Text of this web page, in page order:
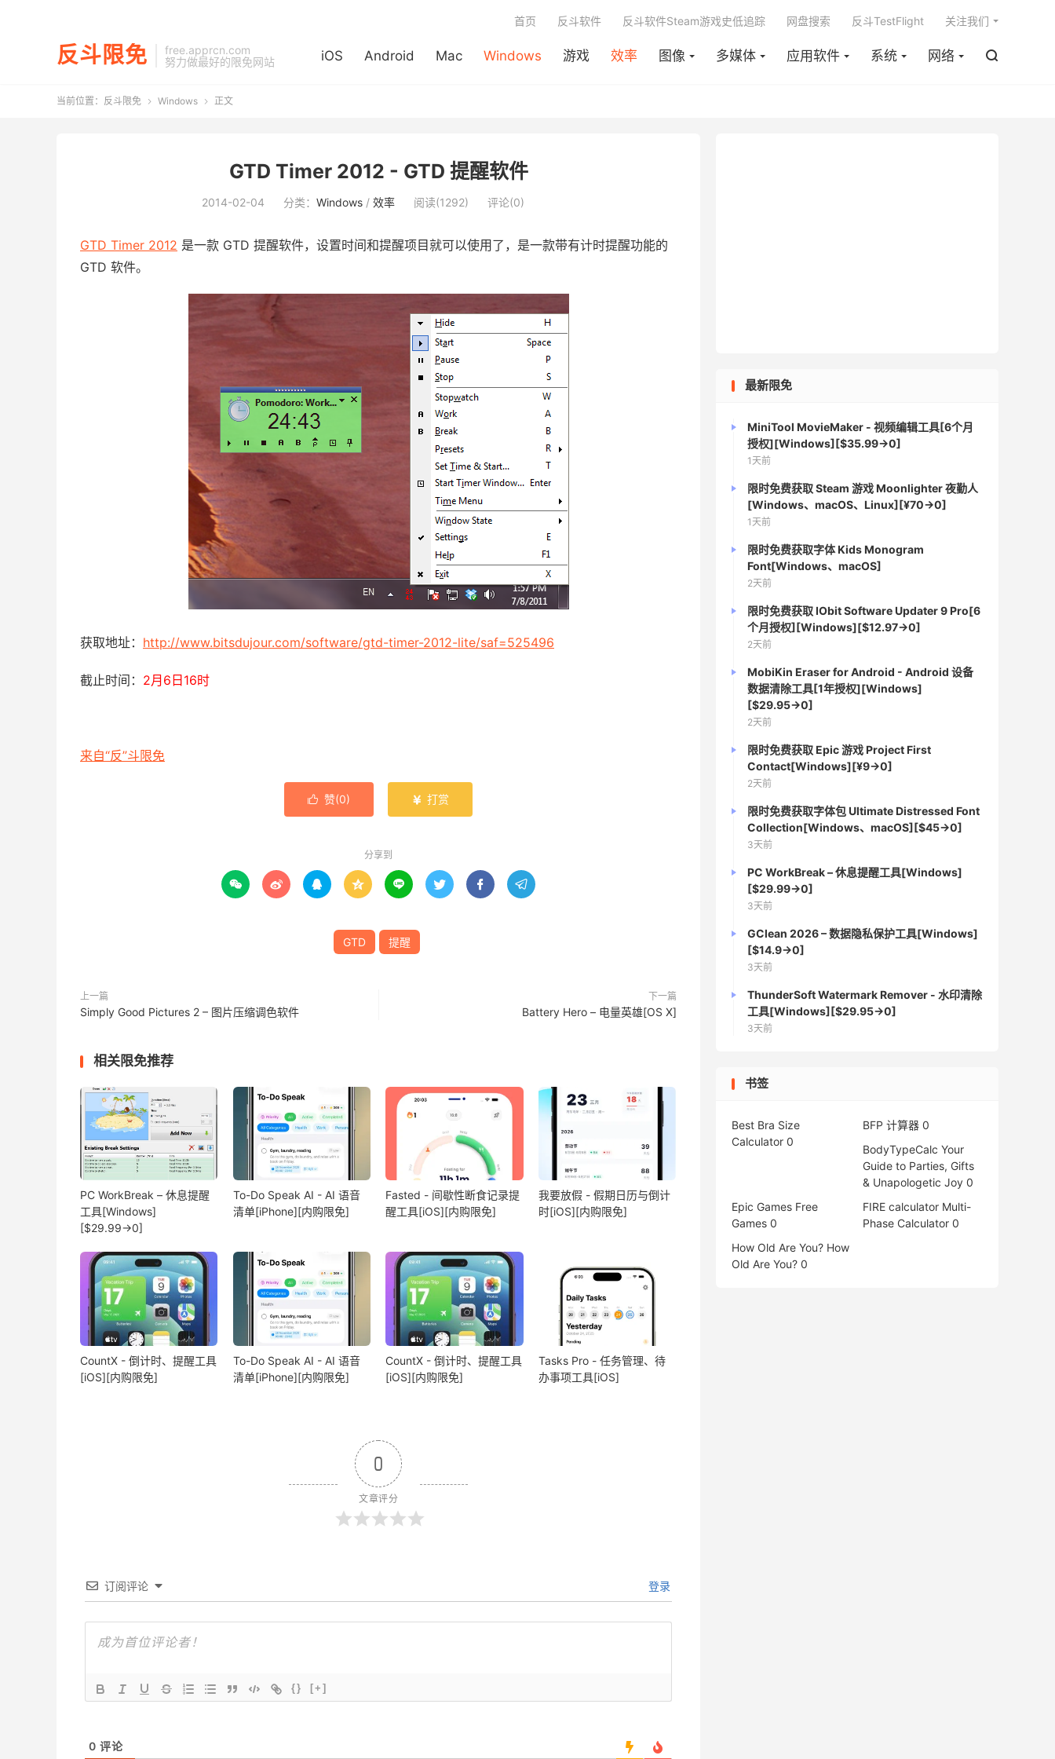
反斗限免
free.apprcn.com
努力做最好的限免网站
iOS Android Mac Windows 游戏 效率 图像 多媒体 应用软件 系统 网络 
首页 反斗软件 反斗软件Steam游戏史低追踪 网盘搜索 反斗TestFlight 关注我们
当前位置： 反斗限免  Windows  正文
GTD Timer 2012 - GTD 提醒软件
2014-02-04 分类： Windows/ 效率 阅读(1292) 评论(0)
GTD Timer 2012 是一款 GTD 提醒软件，设置时间和提醒项目就可以使用了，是一款带有计时提醒功能的
GTD 软件。
获取地址： http://www.bitsdujour.com/software/gtd-timer-2012-lite/saf=525496
截止时间： 2月6日16时
来自“反”斗限免
 赞(0)  打赏
分享到
       
GTD 提醒
上一篇
Simply Good Pictures 2 – 图片压缩调色软件
下一篇
Battery Hero – 电量英雄[OS X]
相关限免推荐
PC WorkBreak – 休息提醒
工具[Windows]
[$29.99→0]
To-Do Speak AI - AI 语音
清单[iPhone][内购限免]
Fasted - 间歇性断食记录提
醒工具[iOS][内购限免]
我要放假 - 假期日历与倒计
时[iOS][内购限免]
CountX - 倒计时、提醒工具
[iOS][内购限免]
To-Do Speak AI - AI 语音
清单[iPhone][内购限免]
CountX - 倒计时、提醒工具
[iOS][内购限免]
Tasks Pro - 任务管理、待
办事项工具[iOS]
0
文章评分
订阅评论 登录
{} [+]
0 评论
最新限免
MiniTool MovieMaker - 视频编辑工具[6个月
授权][Windows][$35.99→0]
1天前
限时免费获取 Steam 游戏 Moonlighter 夜勤人
[Windows、macOS、Linux][¥70→0]
1天前
限时免费获取字体 Kids Monogram
Font[Windows、macOS]
2天前
限时免费获取 IObit Software Updater 9 Pro[6
个月授权][Windows][$12.97→0]
2天前
MobiKin Eraser for Android - Android 设备
数据清除工具[1年授权][Windows]
[$29.95→0]
2天前
限时免费获取 Epic 游戏 Project First
Contact[Windows][¥9→0]
2天前
限时免费获取字体包 Ultimate Distressed Font
Collection[Windows、macOS][$45→0]
3天前
PC WorkBreak – 休息提醒工具[Windows]
[$29.99→0]
3天前
GClean 2026 – 数据隐私保护工具[Windows]
[$14.9→0]
3天前
ThunderSoft Watermark Remover - 水印清除
工具[Windows][$29.95→0]
3天前
书签
Best Bra Size
Calculator 0
BFP 计算器 0
BodyTypeCalc Your
Guide to Parties, Gifts
& Unapologetic Joy 0
Epic Games Free
Games 0
FIRE calculator Multi-
Phase Calculator 0
How Old Are You? How
Old Are You? 0